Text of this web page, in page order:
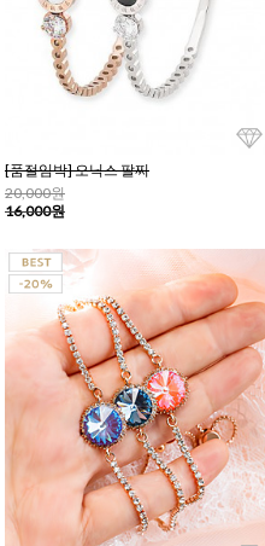
[품절임박] 오닉스 팔찌
20,000원
16,000원